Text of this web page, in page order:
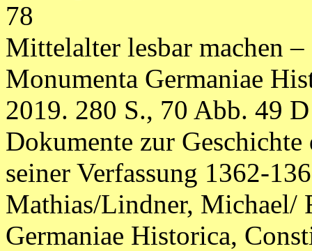
78
Mittelalter lesbar machen
Monumenta Germaniae
2019. 280 S., 70 Abb. 49 D
Dokumente zur Geschichte
seiner Verfassung 1362-
Mathias/Lindner, Michael/
Germaniae Historica,